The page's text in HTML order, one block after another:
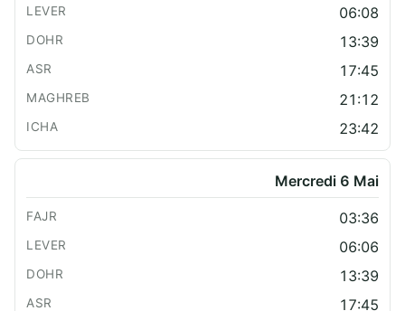
06:08
13:39
17:45
21:12
23:42
Mercredi 6 Mai
03:36
06:06
13:39
17:45